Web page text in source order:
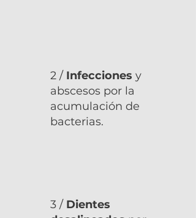
2 / Infecciones y
abscesos por la
acumulación de
bacterias.
3 / Dientes